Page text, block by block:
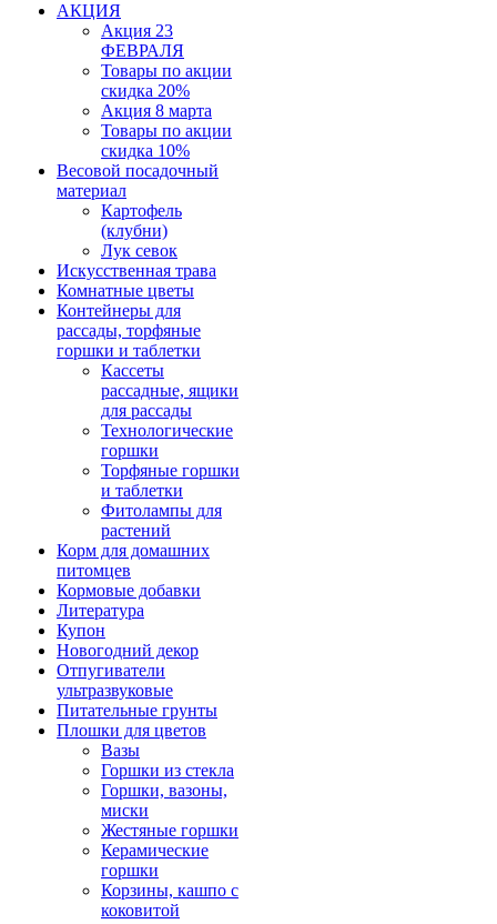
АКЦИЯ
Акция 23
ФЕВРАЛЯ
Товары по акции
скидка 20%
Акция 8 марта
Товары по акции
скидка 10%
Весовой посадочный
материал
Картофель
(клубни)
Лук севок
Искусственная трава
Комнатные цветы
Контейнеры для
рассады, торфяные
горшки и таблетки
Кассеты
рассадные, ящики
для рассады
Технологические
горшки
Торфяные горшки
и таблетки
Фитолампы для
растений
Корм для домашних
питомцев
Кормовые добавки
Литература
Купон
Новогодний декор
Отпугиватели
ультразвуковые
Питательные грунты
Плошки для цветов
Вазы
Горшки из стекла
Горшки, вазоны,
миски
Жестяные горшки
Керамические
горшки
Корзины, кашпо с
коковитой